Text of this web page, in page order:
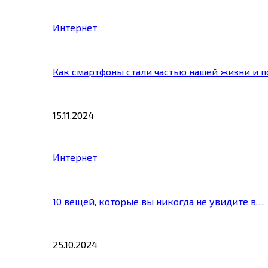
Интернет
Как смартфоны стали частью нашей жизни и
15.11.2024
Интернет
10 вещей, которые вы никогда не увидите в…
25.10.2024